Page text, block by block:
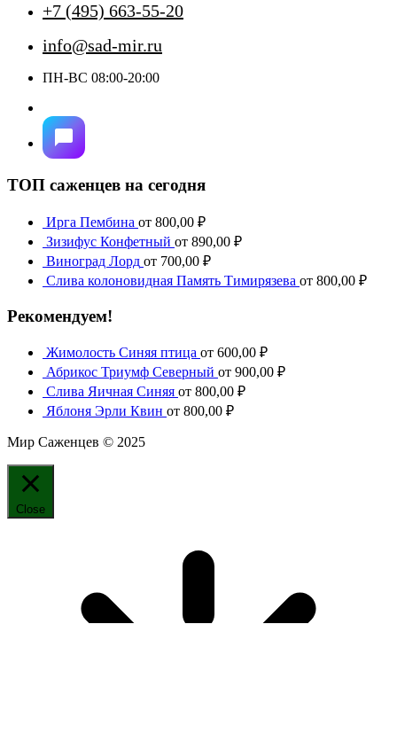
+7 (495) 663-55-20
info@sad-mir.ru
ПН-ВС 08:00-20:00
ТОП саженцев на сегодня
Ирга Пембина от 800,00 ₽
Зизифус Конфетный от 890,00 ₽
Виноград Лорд от 700,00 ₽
Слива колоновидная Память Тимирязева от 800,00 ₽
Рекомендуем!
Жимолость Синяя птица от 600,00 ₽
Абрикос Триумф Северный от 900,00 ₽
Слива Яичная Синяя от 800,00 ₽
Яблоня Эрли Квин от 800,00 ₽
Мир Саженцев © 2025
Close